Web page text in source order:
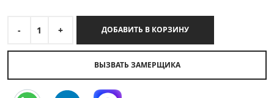
- 1 + ДОБАВИТЬ В КОРЗИНУ
ВЫЗВАТЬ ЗАМЕРЩИКА